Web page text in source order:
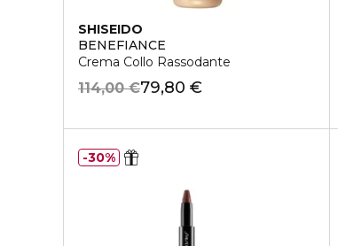
SHISEIDO
BENEFIANCE
Crema Collo Rassodante
79,80 €
114,00 €
30%